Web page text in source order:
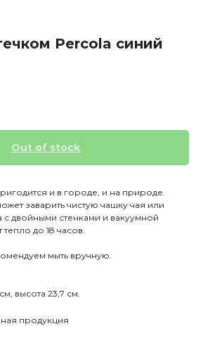
Percola синий
Out of stock
и в городе, и на природе.
заварить чистую чашку чая или
с двойными стенками и вакуумной
до 18 часов.
мыть вручную.
высота 23,7 см.
продукция